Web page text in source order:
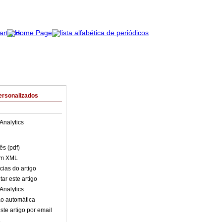
(pdf)
XML
do artigo
este artigo
automática
artigo por email